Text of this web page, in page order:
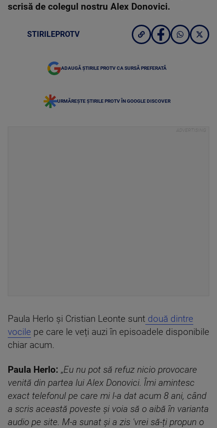
scrisă de colegul nostru Alex Donovici.
STIRILEPROTV
ADAUGĂ ȘTIRILE PROTV CA SURSĂ PREFERATĂ
URMĂREȘTE ȘTIRILE PROTV ÎN GOOGLE DISCOVER
Paula Herlo și Cristian Leonte sunt două dintre
vocile pe care le veți auzi în episoadele disponibile
chiar acum.
Paula Herlo: „Eu nu pot să refuz nicio provocare
venită din partea lui Alex Donovici. Îmi amintesc
exact telefonul pe care mi l-a dat acum 8 ani, când
a scris această poveste și voia să o aibă în varianta
audio pe site. M-a sunat și a zis 'vrei să-ți propun o